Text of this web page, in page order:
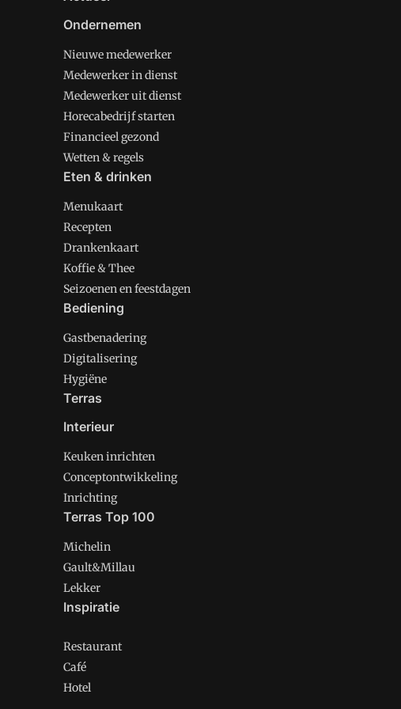
Ondernemen
Nieuwe medewerker
Medewerker in dienst
Medewerker uit dienst
Horecabedrijf starten
Financieel gezond
Wetten & regels
Eten & drinken
Menukaart
Recepten
Drankenkaart
Koffie & Thee
Seizoenen en feestdagen
Bediening
Gastbenadering
Digitalisering
Hygiëne
Terras
Interieur
Keuken inrichten
Conceptontwikkeling
Inrichting
Terras Top 100
Michelin
Gault&Millau
Lekker
Inspiratie
Restaurant
Café
Hotel